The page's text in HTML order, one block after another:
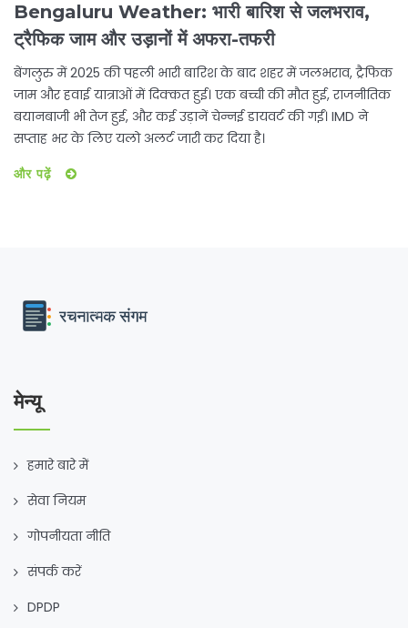
Bengaluru Weather: भारी बारिश से जलभराव,
ट्रैफिक जाम और उड़ानों में अफरा-तफरी
बेंगलुरु में 2025 की पहली भारी बारिश के बाद शहर में जलभराव, ट्रैफिक
जाम और हवाई यात्राओं में दिक्कत हुई। एक बच्ची की मौत हुई, राजनीतिक
बयानबाजी भी तेज हुई, और कई उड़ानें चेन्नई डायवर्ट की गईं। IMD ने
सप्ताह भर के लिए यलो अलर्ट जारी कर दिया है।
और पढ़ें
मेन्यू
हमारे बारे में
सेवा नियम
गोपनीयता नीति
संपर्क करें
DPDP